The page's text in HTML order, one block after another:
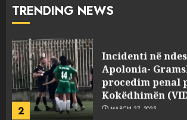
TRENDING NEWS
1
pasuri të
2
Incidenti në
Apolonia-
procedim penal
Kokëdhimën
MARCH 27, 2025